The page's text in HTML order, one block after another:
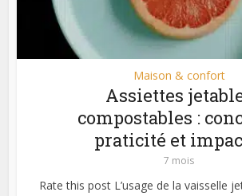
Maison & confort
Assiettes
compostables :
praticité et
7 mois
Rate this post L’usage de la vaisselle